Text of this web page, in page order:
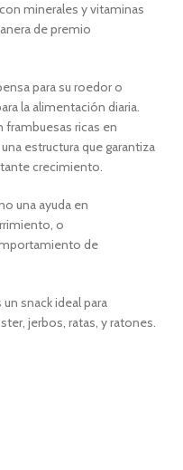
minerales y vitaminas
de premio
para su roedor o
la alimentación diaria.
frambuesas ricas en
estructura que garantiza
crecimiento.
una ayuda en
o
de
snack ideal para
jerbos, ratas, y ratones.